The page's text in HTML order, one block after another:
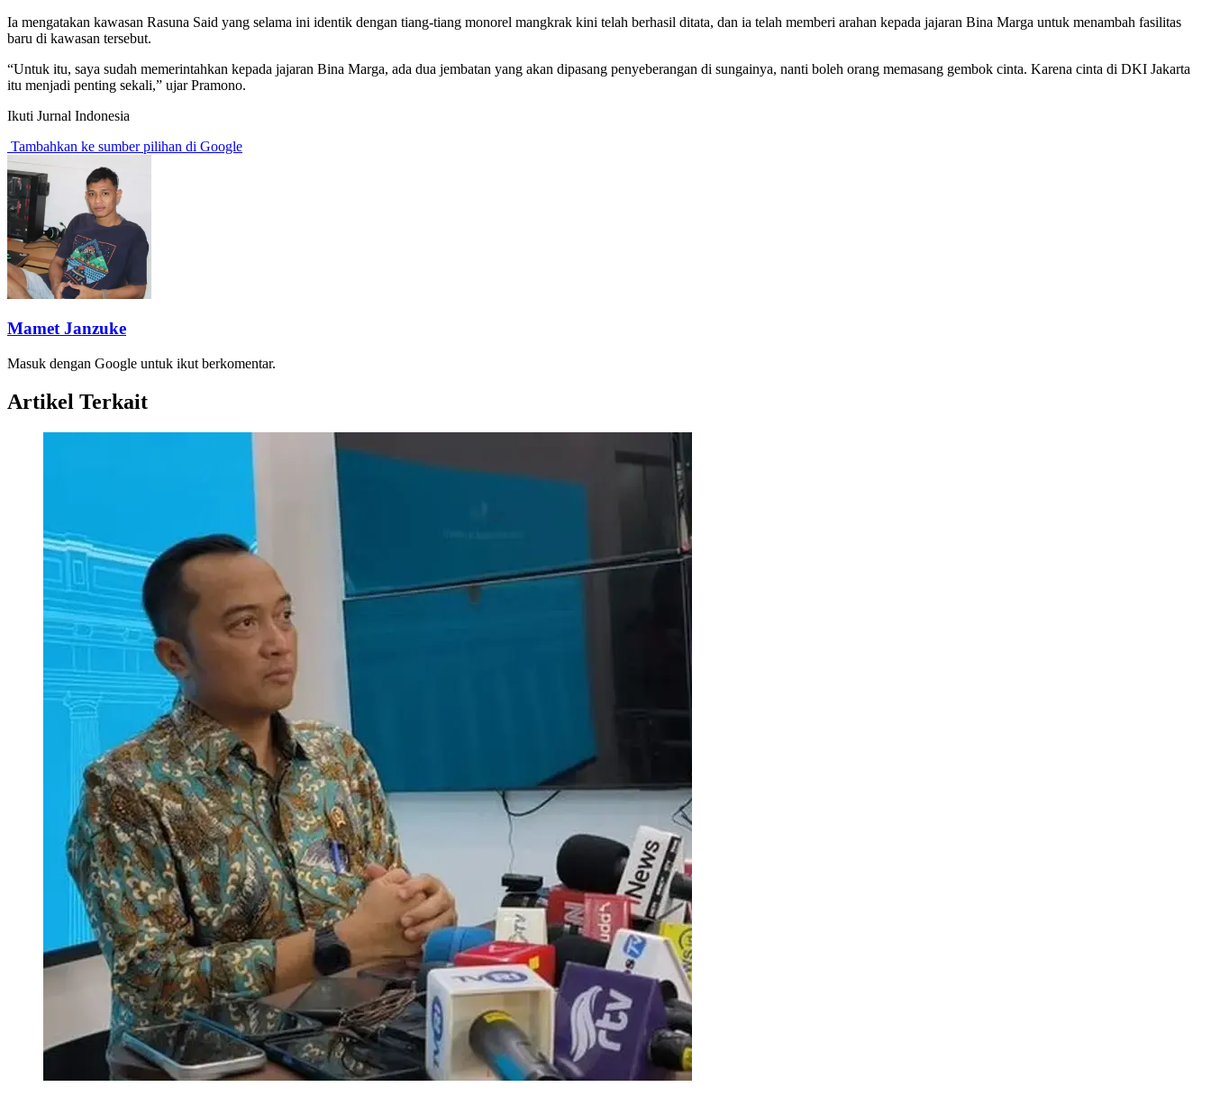
Ia mengatakan kawasan Rasuna Said yang selama ini identik dengan tiang-tiang monorel mangkrak kini telah berhasil ditata, dan ia telah memberi arahan kepada jajaran Bina Marga untuk menambah fasilitas
baru di kawasan tersebut.
“Untuk itu, saya sudah memerintahkan kepada jajaran Bina Marga, ada dua jembatan yang akan dipasang penyeberangan di sungainya, nanti boleh orang memasang gembok cinta. Karena cinta di DKI Jakarta
itu menjadi penting sekali,” ujar Pramono.
Ikuti Jurnal Indonesia
Tambahkan ke sumber pilihan di Google
Mamet Janzuke
Masuk dengan Google untuk ikut berkomentar.
Artikel Terkait